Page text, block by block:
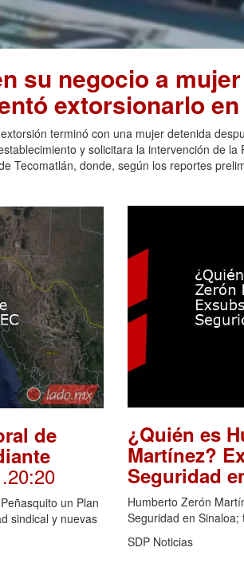
su negocio a
extorsionarlo
terminó con una mujer detenida
y solicitara la intervención de la
Tecomatlán, donde, según los reportes
de
.20:20
un Plan
sindical y nuevas
¿Quién es
Martínez?
Seguridad
Humberto Zerón
Seguridad en
SDP Noticias